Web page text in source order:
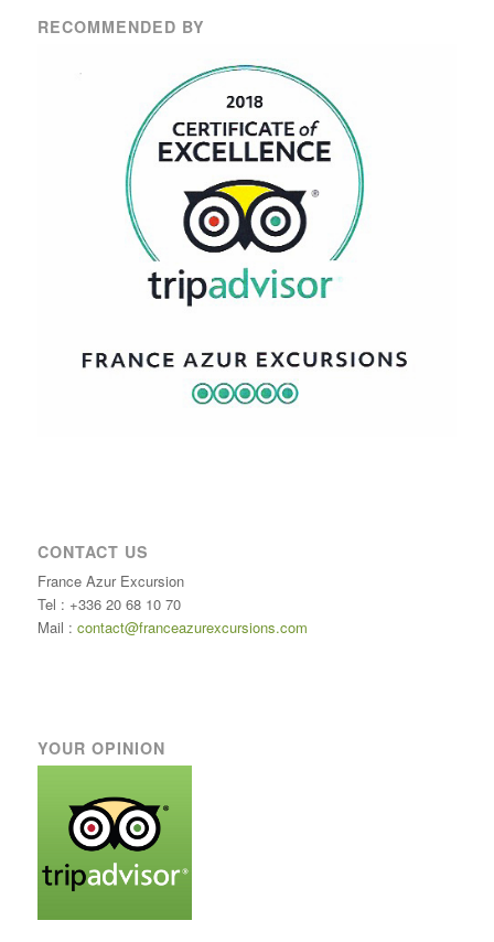
RECOMMENDED BY
CONTACT US
France Azur Excursion
Tel : +336 20 68 10 70
Mail : contact@franceazurexcursions.com
YOUR OPINION